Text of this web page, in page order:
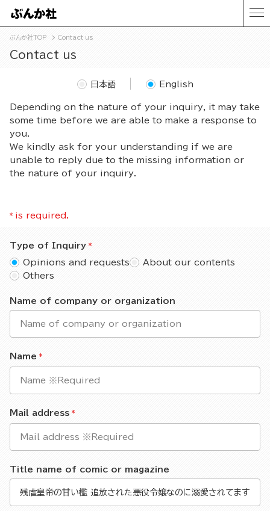
ぶんか社TOP Contact us
Contact us
Depending on the nature of your inquiry, it may take
some time before we are able to make a response to
you.
We kindly ask for your understanding if we are
unable to reply due to the missing information or
the nature of your inquiry.
日本語 English
* is required.
Type of Inquiry
Opinions and requests
About our contents
Others
Name of company or organization
Name
Mail address
Title name of comic or magazine